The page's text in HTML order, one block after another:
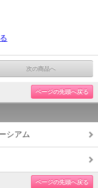
次の商品へ
ページの先頭へ戻る
シアム
ページの先頭へ戻る